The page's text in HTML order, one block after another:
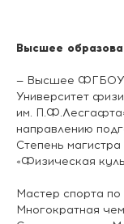
Высшее
— Высшее ФГБОУ
Университет
им.
направлению
Степень
«Физическая
Мастер спорта
Многократная